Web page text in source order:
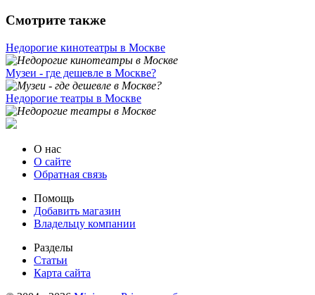
Смотрите также
Недорогие кинотеатры в Москве
Музеи - где дешевле в Москве?
Недорогие театры в Москве
О нас
О сайте
Обратная связь
Помощь
Добавить магазин
Владельцу компании
Разделы
Статьи
Карта сайта